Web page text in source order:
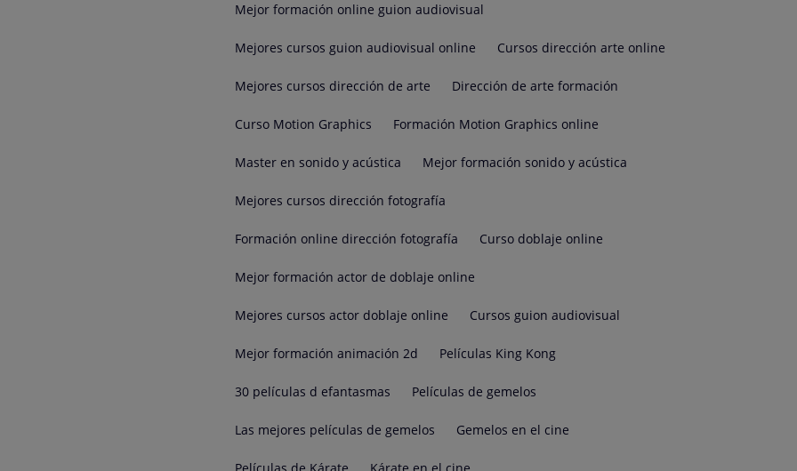
Mejor formación online guion audiovisual
Mejores cursos guion audiovisual online Cursos dirección arte online
Mejores cursos dirección de arte Dirección de arte formación
Curso Motion Graphics Formación Motion Graphics online
Master en sonido y acústica Mejor formación sonido y acústica
Mejores cursos dirección fotografía
Formación online dirección fotografía Curso doblaje online
Mejor formación actor de doblaje online
Mejores cursos actor doblaje online Cursos guion audiovisual
Mejor formación animación 2d Películas King Kong
30 películas d efantasmas Películas de gemelos
Las mejores películas de gemelos Gemelos en el cine